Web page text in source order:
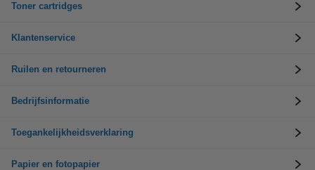
Toner cartridges
Klantenservice
Ruilen en retourneren
Bedrijfsinformatie
Toegankelijkheidsverklaring
Papier en fotopapier